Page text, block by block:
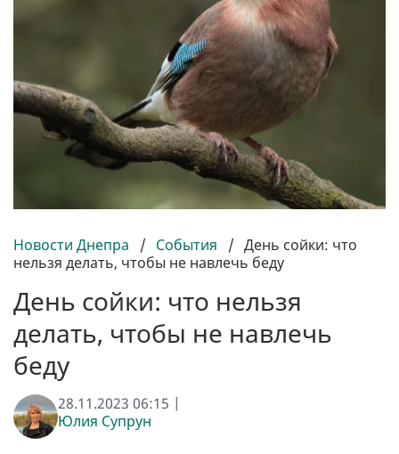
Новости Днепра / События / День сойки: что
нельзя делать, чтобы не навлечь беду
День сойки: что нельзя
делать, чтобы не навлечь
беду
28.11.2023 06:15 |
Юлия Супрун